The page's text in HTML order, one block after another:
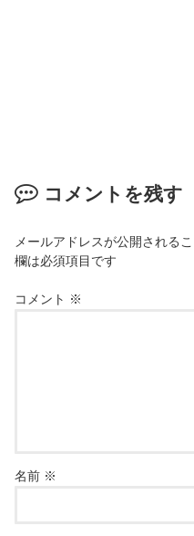
コメントを残す
メールアドレスが公開される
欄は必須項目です
コメント ※
名前 ※